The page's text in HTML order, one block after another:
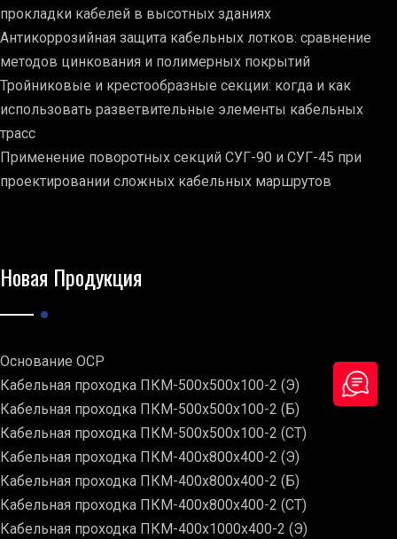
прокладки кабелей в высотных зданиях
Антикоррозийная защита кабельных лотков: сравнение
методов цинкования и полимерных покрытий
Тройниковые и крестообразные секции: когда и как
использовать разветвительные элементы кабельных
трасс
Применение поворотных секций СУГ-90 и СУГ-45 при
проектировании сложных кабельных маршрутов
Новая Продукция
Основание ОСР
Кабельная проходка ПКМ-500х500х100-2 (Э)
Кабельная проходка ПКМ-500х500х100-2 (Б)
Кабельная проходка ПКМ-500х500х100-2 (СТ)
Кабельная проходка ПКМ-400х800х400-2 (Э)
Кабельная проходка ПКМ-400х800х400-2 (Б)
Кабельная проходка ПКМ-400х800х400-2 (СТ)
Кабельная проходка ПКМ-400х1000х400-2 (Э)